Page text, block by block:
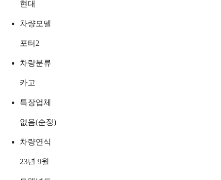
현대
차량모델
포터2
차량분류
카고
특장업체
없음(순정)
차량연식
23년 9월